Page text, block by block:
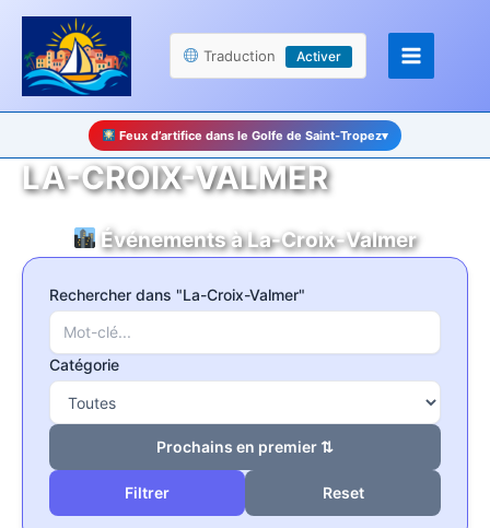
Panneau de gestion des cookies
Aller
contenu
Traduction Activer
Feux d’artifice dans le Golfe de Saint-Tropez▾
LA-CROIX-VALMER
Événements à La-Croix-Valmer
Rechercher dans "La-Croix-Valmer"
Catégorie
Prochains en premier ⇅
Reset